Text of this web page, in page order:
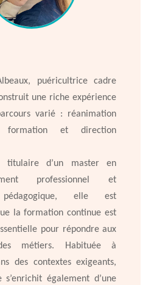
puéricultrice cadre
une riche expérience
varié : réanimation
formation et direction
titulaire d’un master en
professionnel et
pédagogique, elle est
la formation continue est
pour répondre aux
métiers. Habituée à
des contextes exigeants,
s’enrichit également d’une